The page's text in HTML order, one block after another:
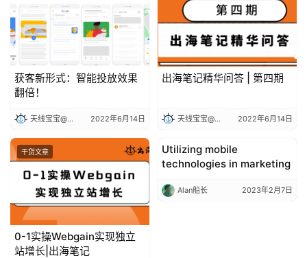
获客新形式：智能投放效果
翻倍！
天线宝宝@出海笔记 2022年6月14日
出海笔记精华问答 | 第四期
天线宝宝@出海笔记 2022年6月14日
干货文章
0-1实操Webgain实现独立
站增长|出海笔记
Entrepreneurship
Utilizing mobile
technologies in marketing
Alan船长 2023年2月7日